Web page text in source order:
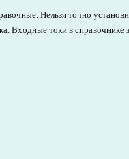
Нельзя точно
Входные токи в справочнике